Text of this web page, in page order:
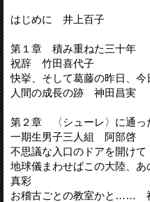
はじめに 井上百子
第１章 積み重ねた三十年
祝辞 竹田喜代子
快挙、そして葛藤の昨日、
人間の成長の跡 神田昌実
第２章 〈シューレ〉に通っ
一期生男子三人組 阿部啓
不思議な入口のドアを開け
地球儀まわせばこの大陸、
真彩
お稽古ごとの教室かと……